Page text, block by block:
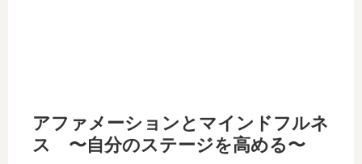
アファメーションとマインドフルネ
ス 〜自分のステージを高める〜